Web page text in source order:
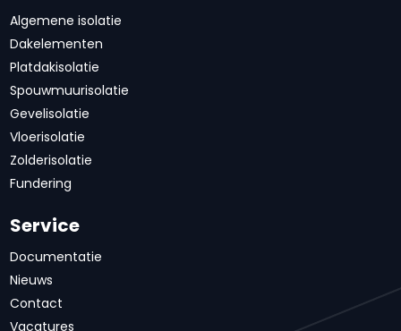
Algemene isolatie
Dakelementen
Platdakisolatie
Spouwmuurisolatie
Gevelisolatie
Vloerisolatie
Zolderisolatie
Fundering
Service
Documentatie
Nieuws
Contact
Vacatures